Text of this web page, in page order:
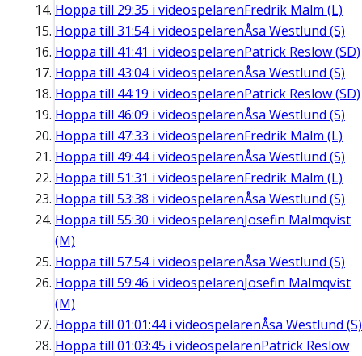
Hoppa till 29:35 i videospelarenFredrik Malm (L)
Hoppa till 31:54i videospelarenÅsa Westlund (S)
Hoppa till 41:41 i videospelarenPatrick Reslow (SD)
Hoppa till 43:04i videospelarenÅsa Westlund (S)
Hoppa till 44:19 i videospelarenPatrick Reslow (SD)
Hoppa till 46:09 i videospelarenÅsa Westlund (S)
Hoppa till 47:33 i videospelarenFredrik Malm (L)
Hoppa till 49:44i videospelarenÅsa Westlund (S)
Hoppa till 51:31 i videospelarenFredrik Malm (L)
Hoppa till 53:38 i videospelarenÅsa Westlund (S)
Hoppa till 55:30 i videospelarenJosefin Malmqvist
(M)
Hoppa till 57:54i videospelarenÅsa Westlund (S)
Hoppa till 59:46 i videospelarenJosefin Malmqvist
(M)
Hoppa till 01:01:44i videospelarenÅsa Westlund (S)
Hoppa till 01:03:45 i videospelarenPatrick Reslow